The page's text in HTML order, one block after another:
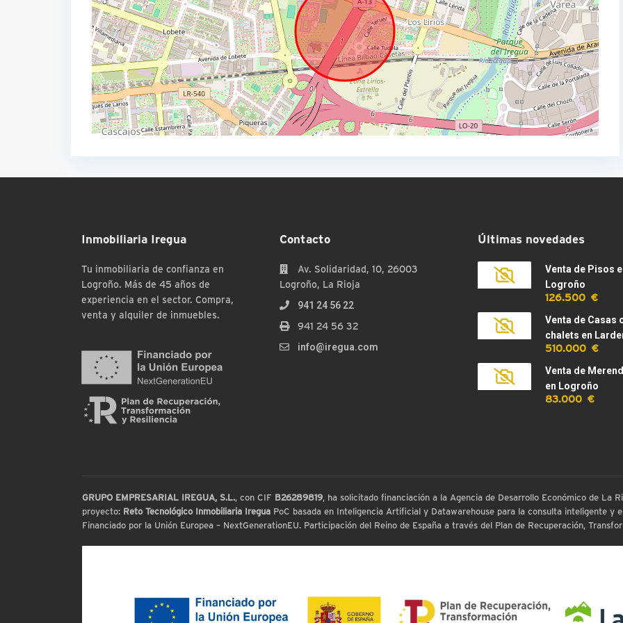
Inmobiliaria Iregua
Tu inmobiliaria de confianza en
Logroño. Más de 45 años de
experiencia en el sector. Compra,
venta y alquiler de inmuebles.
Contacto
Av. Solidaridad, 10, 26003
Logroño, La Rioja
941 24 56 22
941 24 56 32
info@iregua.com
Últimas novedades
Venta de Pisos
Logroño
126.500 €
Venta de Casas
chalets en
510.000 €
Venta de
en Logroño
83.000 €
GRUPO EMPRESARIAL IREGUA, S.L., con CIF B26289819, ha solicitado financiación a la Agencia de Desarrollo Económico de La
proyecto: Reto Tecnológico Inmobiliaria IreguaPoC basada en Inteligencia Artificial y Datawarehouse para la consulta inteligente y
Financiado por la Unión Europea – NextGenerationEU. Participación del Reino de España a través del Plan de Recuperación,